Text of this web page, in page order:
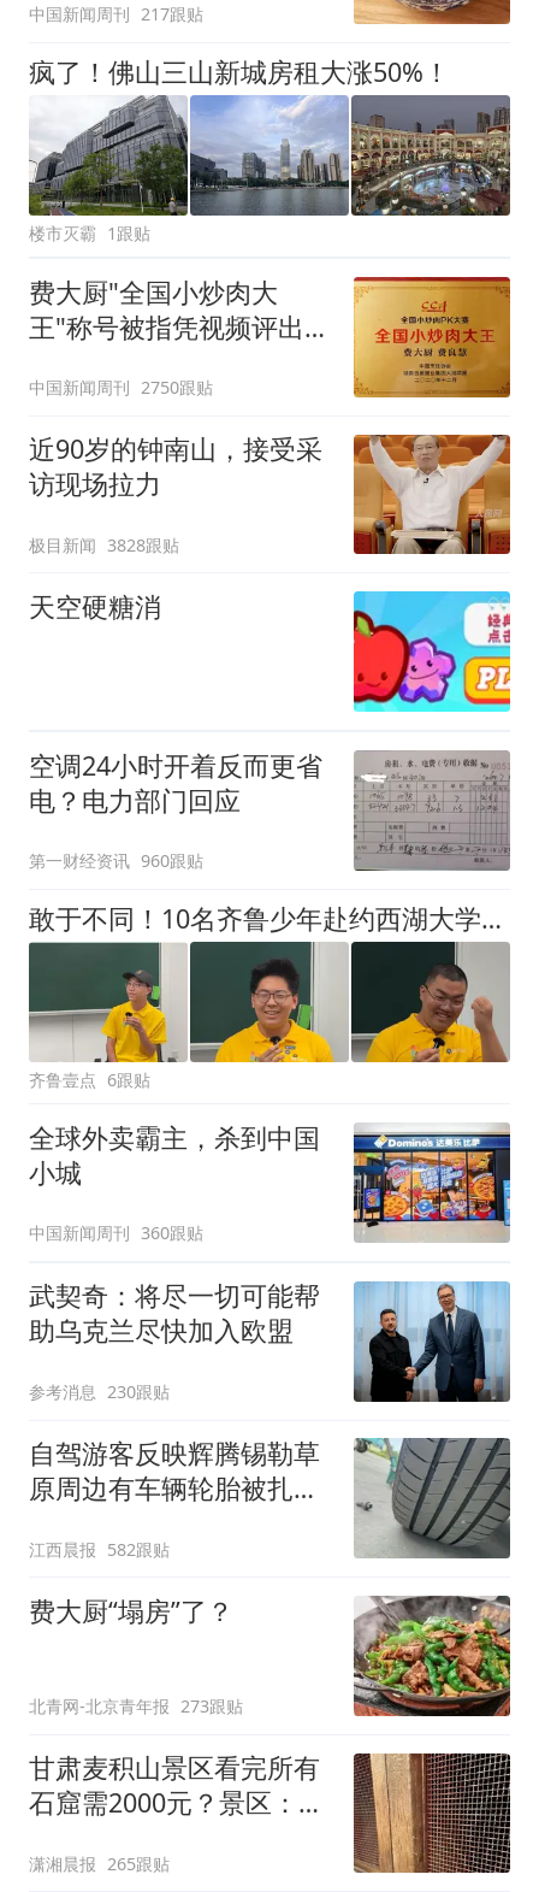
中国新闻周刊 217跟贴
疯了！佛山三山新城房租大涨50%！
楼市灭霸 1跟贴
费大厨"全国小炒肉大
王"称号被指凭视频评出
中国新闻周刊 2750跟贴
近90岁的钟南山，接受采
访现场拉力
极目新闻 3828跟贴
天空硬糖消
空调24小时开着反而更省
电？电力部门回应
第一财经资讯 960跟贴
敢于不同！10名齐鲁少年赴约西湖大学！他们是谁？为何而选？
齐鲁壹点 6跟贴
全球外卖霸主，杀到中国
小城
中国新闻周刊 360跟贴
武契奇：将尽一切可能帮
助乌克兰尽快加入欧盟
参考消息 230跟贴
自驾游客反映辉腾锡勒草
原周边有车辆轮胎被扎，
元，官方发布情况通报
江西晨报 582跟贴
费大厨“塌房”了？
北青网-北京青年报 273跟贴
甘肃麦积山景区看完所有
石窟需2000元？景区：部
可按需买
潇湘晨报 265跟贴